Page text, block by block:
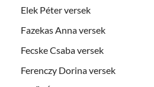
Elek Péter versek
Fazekas Anna versek
Fecske Csaba versek
Ferenczy Dorina versek